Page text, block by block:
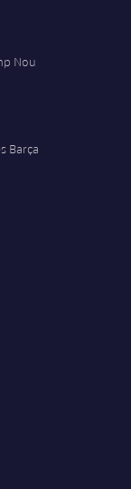
Nou
Barça